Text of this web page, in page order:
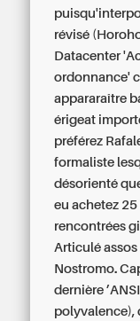
révisé
Datacenter
ordonnance'
appararaître
érigeat
préférez
formaliste
désorienté
euachetez
rencontrées
Articulé
Nostromo.
dernière
polyvalence),